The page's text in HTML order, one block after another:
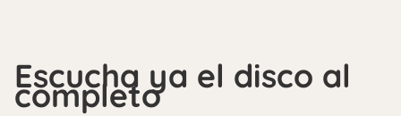
Escucha ya el disco al
completo